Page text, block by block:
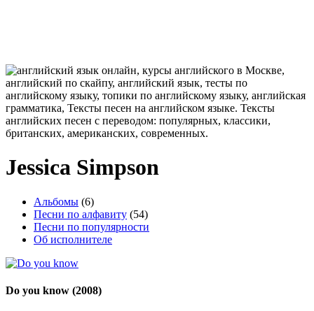
Jessica Simpson
Альбомы (6)
Песни по алфавиту (54)
Песни по популярности
Об исполнителе
Do you know (2008)